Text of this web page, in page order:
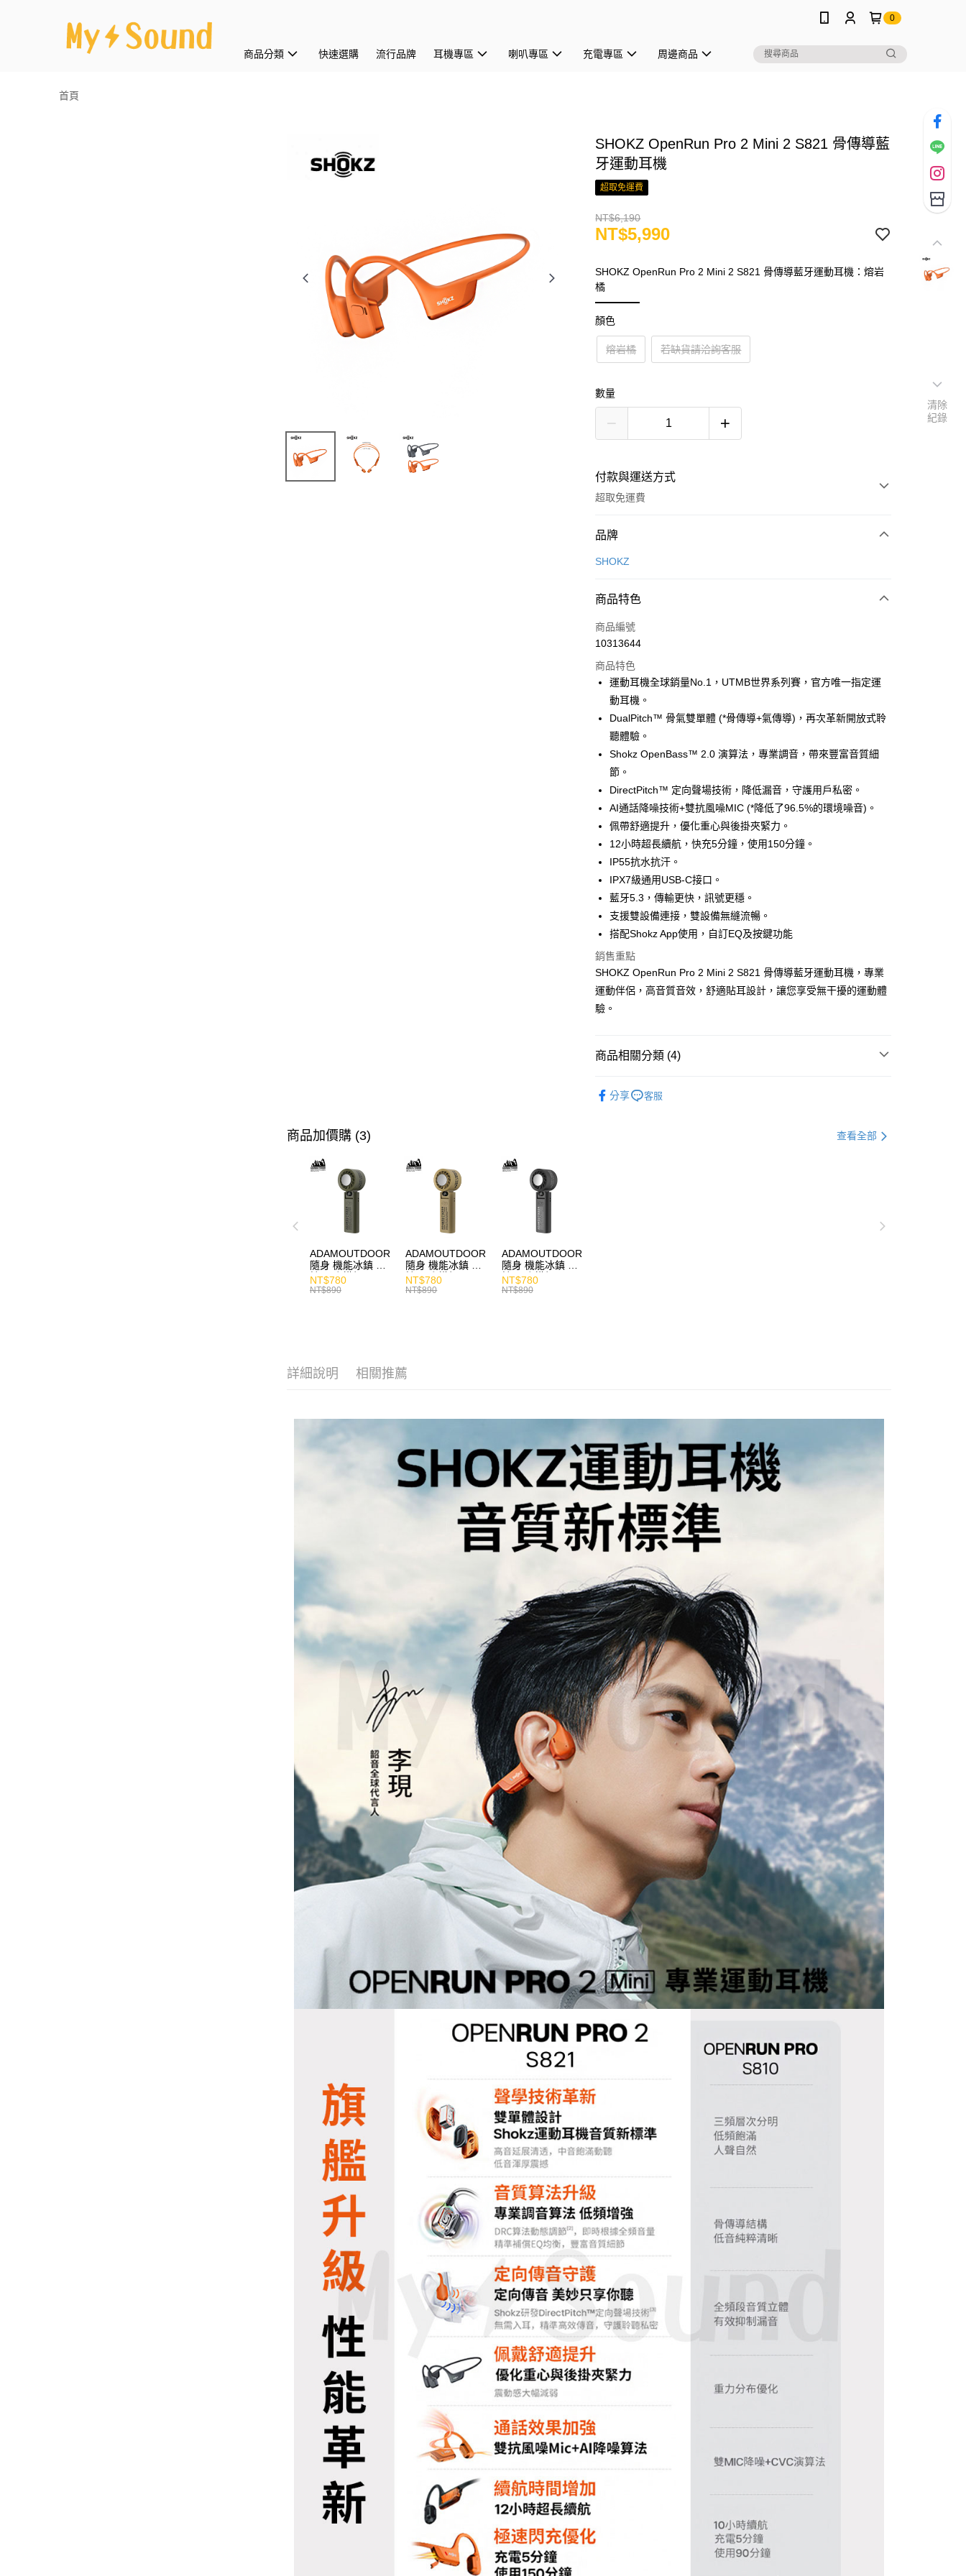
0
商品分類 快速選購 流行品牌 耳機專區 喇叭專區 充電專區 周邊商品
首頁
SHOKZ OpenRun Pro 2 Mini 2 S821 骨傳導藍
牙運動耳機
超取免運費
NT$6,190
NT$5,990
SHOKZ OpenRun Pro 2 Mini 2 S821 骨傳導藍牙運動耳機：熔岩
橘
顏色
熔岩橘 若缺貨請洽詢客服
數量
付款與運送方式
超取免運費
付款方式
信用卡一次付款
街口支付
悠遊付
ATM付款
運送方式
付款後全家取貨
免運費
付款後7-11取貨
免運費
宅配
每筆NT$130，滿NT$399(含以上)免運費
品牌
SHOKZ
商品特色
商品編號
10313644
商品特色
運動耳機全球銷量No.1，UTMB世界系列賽，官方唯一指定運
動耳機。
DualPitch™ 骨氣雙單體 (*骨傳導+氣傳導)，再次革新開放式聆
聽體驗。
Shokz OpenBass™ 2.0 演算法，專業調音，帶來豐富音質細
節。
DirectPitch™ 定向聲場技術，降低漏音，守護用戶私密。
AI通話降噪技術+雙抗風噪MIC (*降低了96.5%的環境噪音)。
佩帶舒適提升，優化重心與後掛夾緊力。
12小時超長續航，快充5分鐘，使用150分鐘。
IP55抗水抗汗。
IPX7級通用USB-C接口。
藍牙5.3，傳輸更快，訊號更穩。
支援雙設備連接，雙設備無縫流暢。
搭配Shokz App使用，自訂EQ及按鍵功能
銷售重點
SHOKZ OpenRun Pro 2 Mini 2 S821 骨傳導藍牙運動耳機，專業
運動伴侶，高音質音效，舒適貼耳設計，讓您享受無干擾的運動體
驗。
商品相關分類 (4)
分享 客服
商品加價購 (3) 查看全部
ADAMOUTDOOR
隨身 機能冰鎮 手
持風扇 掛繩
NT$780
NT$890
ADAMOUTDOOR
隨身 機能冰鎮 手
持風扇 掛繩
NT$780
NT$890
ADAMOUTDOOR
隨身 機能冰鎮 手
持風扇 掛繩
NT$780
NT$890
詳細說明 相關推薦
清除
紀錄